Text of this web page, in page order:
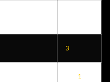
3
1